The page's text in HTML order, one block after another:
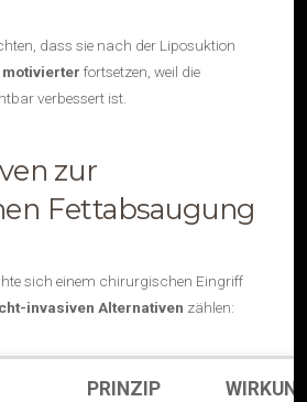
dass sie nach der Liposuktion
motivierter fortsetzen, weil die
verbessert ist.
zur
Fettabsaugung
sich einem chirurgischen Eingriff
invasiven Alternativen zählen:
PRINZIP